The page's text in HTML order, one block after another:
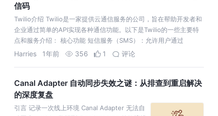
信码
Twilio介绍 Twilio是一家提供云通信服务的公司，旨在帮助开发者和
企业通过简单的API实现各种通信功能。以下是Twilio的一些主要特
点和服务介绍： 核心功能 短信服务（SMS）：允许用户通过
Harries 1年前 356 1 评论
Canal Adapter 自动同步失效之谜：从排查到重启解决
的深度复盘
引言 记录一次线上环境 Canal Adapter 无法自